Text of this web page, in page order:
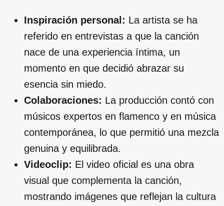
Inspiración personal: La artista se ha
referido en entrevistas a que la canción
nace de una experiencia íntima, un
momento en que decidió abrazar su
esencia sin miedo.
Colaboraciones: La producción contó con
músicos expertos en flamenco y en música
contemporánea, lo que permitió una mezcla
genuina y equilibrada.
Videoclip: El video oficial es una obra
visual que complementa la canción,
mostrando imágenes que reflejan la cultura